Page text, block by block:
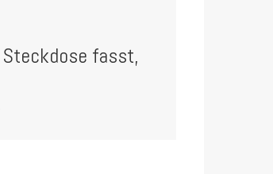
fasst,